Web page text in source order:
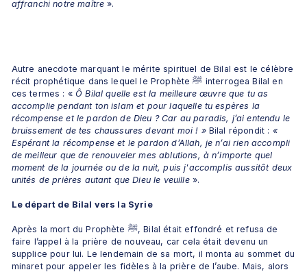
affranchi notre maître ».
Autre anecdote marquant le mérite spirituel de Bilal est le célèbre
récit prophétique dans lequel le Prophète ﷺ interrogea Bilal en
ces termes : « Ô Bilal quelle est la meilleure œuvre que tu as
accomplie pendant ton islam et pour laquelle tu espères la
récompense et le pardon de Dieu ? Car au paradis, j’ai entendu le
bruissement de tes chaussures devant moi ! » Bilal répondit : «
Espérant la récompense et le pardon d’Allah, je n’ai rien accompli
de meilleur que de renouveler mes ablutions, à n’importe quel
moment de la journée ou de la nuit, puis j'accomplis aussitôt deux
unités de prières autant que Dieu le veuille ».
Le départ de Bilal vers la Syrie
Après la mort du Prophète ﷺ, Bilal était effondré et refusa de
faire l’appel à la prière de nouveau, car cela était devenu un
supplice pour lui. Le lendemain de sa mort, il monta au sommet du
minaret pour appeler les fidèles à la prière de l’aube. Mais, alors